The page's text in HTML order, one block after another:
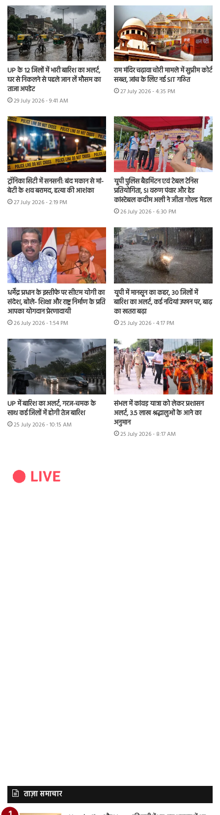
UP के 12 जिलों में भारी बारिश का अलर्ट,
घर से निकलने से पहले जान लें मौसम का
ताजा अपडेट
29 July 2026 - 9:41 AM
राम मंदिर चढ़ावा चोरी मामले में सुप्रीम कोर्ट
सख्त, जांच के लिए नई SIT गठित
27 July 2026 - 4:35 PM
ट्रॉनिका सिटी में सनसनी: बंद मकान से मां-
बेटी के शव बरामद, हत्या की आशंका
27 July 2026 - 2:19 PM
यूपी पुलिस बैडमिंटन एवं टेबल टेनिस
प्रतियोगिता, SI वरुण पंवार और हेड
कांस्टेबल कदीम अली ने जीता गोल्ड मेडल
26 July 2026 - 6:30 PM
धर्मेंद्र प्रधान के इस्तीफे पर सीएम योगी का
संदेश, बोले- शिक्षा और राष्ट्र निर्माण के प्रति
आपका योगदान प्रेरणादायी
26 July 2026 - 1:54 PM
यूपी में मानसून का कहर, 30 जिलों में
बारिश का अलर्ट, कई नदियां उफान पर, बाढ़
का खतरा बढ़ा
25 July 2026 - 4:17 PM
UP में बारिश का अलर्ट, गरज-चमक के
साथ कई जिलों में होगी तेज बारिश
25 July 2026 - 10:15 AM
संभल में कांवड़ यात्रा को लेकर प्रशासन
अलर्ट, 3.5 लाख श्रद्धालुओं के आने का
अनुमान
25 July 2026 - 8:17 AM
ताज़ा समाचार